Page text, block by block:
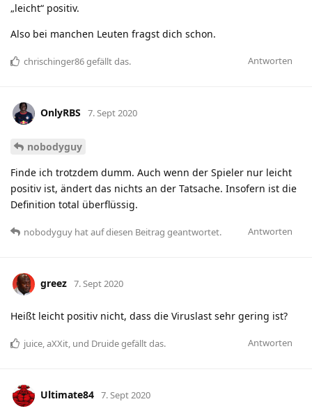
„leicht“ positiv.
Also bei manchen Leuten fragst dich schon.
Antworten
chrischinger86gefällt das.
OnlyRBS 7. Sept 2020
nobodyguy
Finde ich trotzdem dumm. Auch wenn der Spieler nur leicht
positiv ist, ändert das nichts an der Tatsache. Insofern ist die
Definition total überflüssig.
Antworten
nobodyguy hatauf diesen Beitrag geantwortet.
greez 7. Sept 2020
Heißt leicht positiv nicht, dass die Viruslast sehr gering ist?
Antworten
juice,aXXit, und Druidegefällt das.
Ultimate84 7. Sept 2020